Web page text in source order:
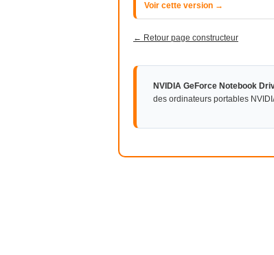
Voir cette version →
← Retour page constructeur
NVIDIA GeForce Notebook
des ordinateurs portables